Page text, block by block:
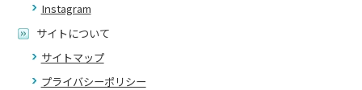
Instagram
サイトについて
サイトマップ
プライバシーポリシー